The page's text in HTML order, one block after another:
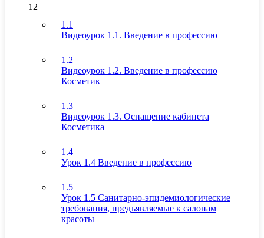
12
1.1
Видеоурок 1.1. Введение в профессию
1.2
Видеоурок 1.2. Введение в профессию
Косметик
1.3
Видеоурок 1.3. Оснащение кабинета
Косметика
1.4
Урок 1.4 Введение в профессию
1.5
Урок 1.5 Санитарно-эпидемиологические
требования, предъявляемые к салонам
красоты